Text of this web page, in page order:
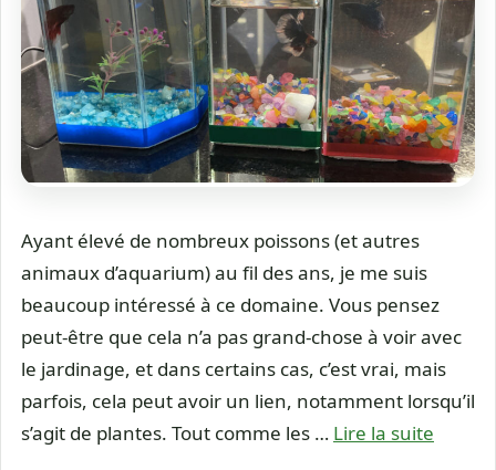
Ayant élevé de nombreux poissons (et autres
animaux d’aquarium) au fil des ans, je me suis
beaucoup intéressé à ce domaine. Vous pensez
peut-être que cela n’a pas grand-chose à voir avec
le jardinage, et dans certains cas, c’est vrai, mais
parfois, cela peut avoir un lien, notamment lorsqu’il
s’agit de plantes. Tout comme les … Lire la suite